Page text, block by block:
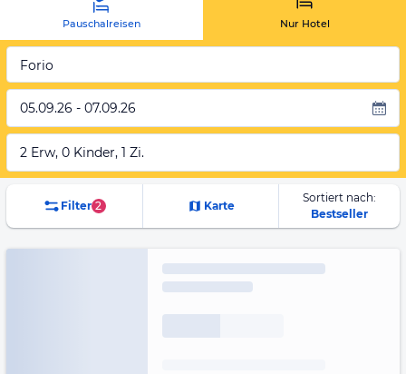
Pauschalreisen Nur Hotel
Forio
05.09.26 - 07.09.26
2 Erw, 0 Kinder, 1 Zi.
Filter 2 Karte
Sortiert nach:
Bestseller